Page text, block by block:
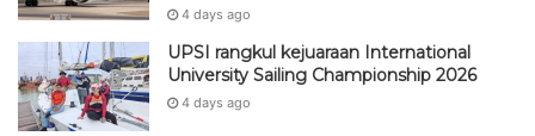
4 days ago
UPSI rangkul kejuaraan International
University Sailing Championship 2026
4 days ago